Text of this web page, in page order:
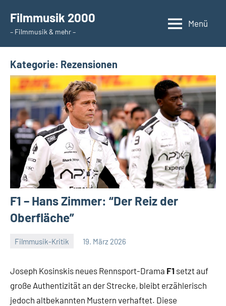
Inhalt
springen
Filmmusik 2000
– Filmmusik & mehr –
Menü
Kategorie: Rezensionen
F1 – Hans Zimmer: “Der Reiz der
Oberfläche”
Filmmusik-Kritik 19. März 2026
Joseph Kosinskis neues Rennsport-Drama F1 setzt auf
große Authentizität an der Strecke, bleibt erzählerisch
jedoch altbekannten Mustern verhaftet. Diese